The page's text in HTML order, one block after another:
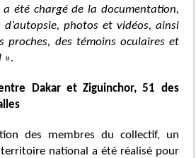
été chargé de la documentation,
photos et vidéos, ainsi
proches, des témoins oculaires et
».
Dakar et Ziguinchor, 51 des
des membres du collectif, un
national a été réalisé pour